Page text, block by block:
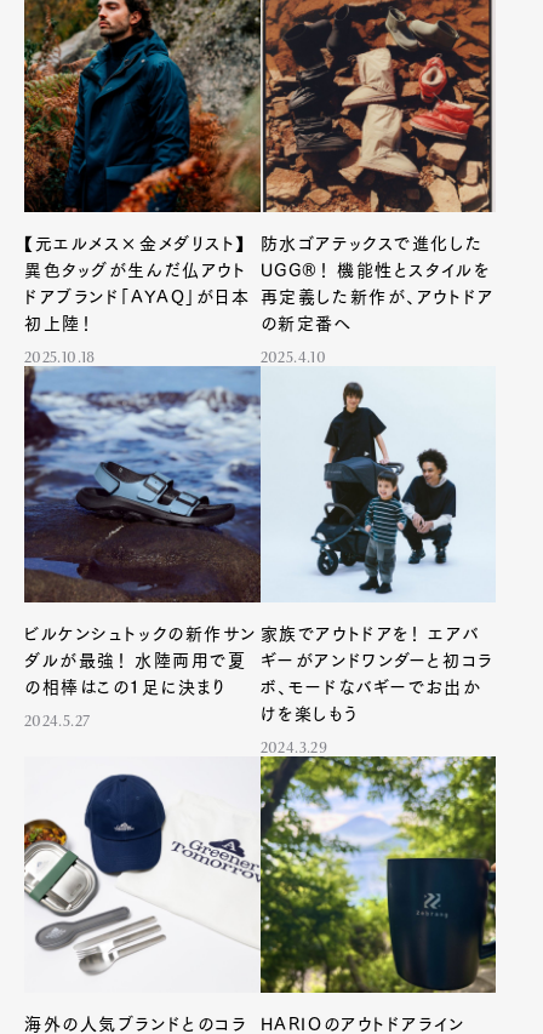
【元エルメス×金メダリスト】
異色タッグが生んだ仏アウト
ドアブランド「AYAQ」が日本
初上陸！
2025.10.18
防水ゴアテックスで進化した
UGG®！ 機能性とスタイルを
再定義した新作が、アウトドア
の新定番へ
2025.4.10
ビルケンシュトックの新作サン
ダルが最強！ 水陸両用で夏
の相棒はこの１足に決まり
2024.5.27
家族でアウトドアを！ エアバ
ギーがアンドワンダーと初コラ
ボ、モードなバギーでお出か
けを楽しもう
2024.3.29
海外の人気ブランドとのコラ
HARIOのアウトドアライン